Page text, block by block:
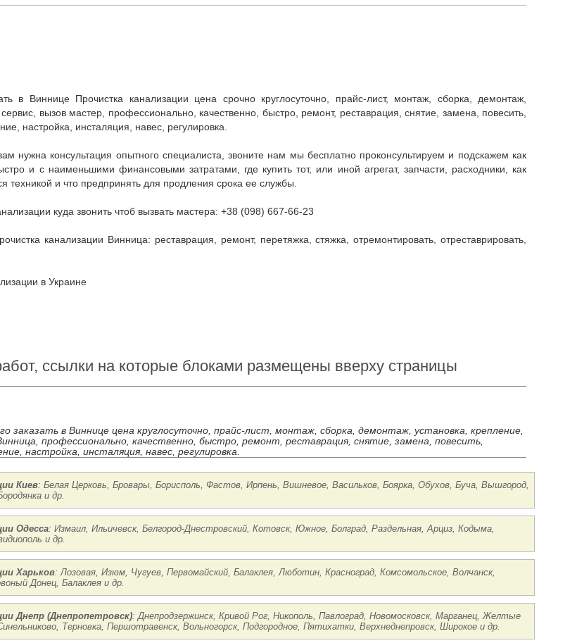
вызов мастер, профессионально, качественно, быстро, ремонт, реставрация, снятие, замена, повесить,
настройка, инсталяция, навес, регулировка.
и с наименьшими финансовыми затратами, где купить тот, или иной агрегат, запчасти, расходники, как
техникой и что предпринять для продления срока ее службы.
куда звонить чтоб вызвать мастера: +38 (098) 667-66-23
в Украине
ссылки на которые блоками размещены вверху страницы
заказать в Виннице цена круглосуточно, прайс-лист, монтаж, сборка, демонтаж, установка, крепление,
профессионально, качественно, быстро, ремонт, реставрация, снятие, замена, повесить,
настройка, инсталяция, навес, регулировка.
Киев: Белая Церковь, Бровары, Борисполь, Фастов, Ирпень, Вишневое, Васильков, Боярка, Обухов, Буча, Вышгород,
и др.
Одесса: Измаил, Ильичевск, Белгород-Днестровский, Котовск, Южное, Болград, Раздельная, Арциз, Кодыма,
и др.
Харьков: Лозовая, Изюм, Чугуев, Первомайский, Балаклея, Люботин, Красноград, Комсомольское, Волчанск,
Донец, Балаклея и др.
Днепр (Днепропетровск): Днепродзержинск, Кривой Рог, Никополь, Павлоград, Новомосковск, Марганец, Желтые
Терновка, Першотравенск, Вольногорск, Подгородное, Пятихатки, Верхнеднепровск, Широкое и др.